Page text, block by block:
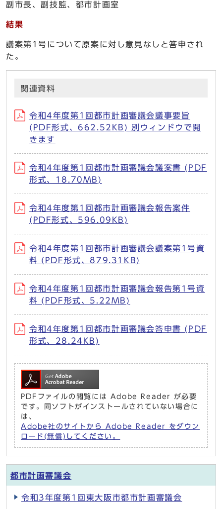
副市長、副技監、都市計画室
結果
議案第1号について原案に対し意見なしと答申され
た。
関連資料
令和4年度第1回都市計画審議会議事要旨
(PDF形式、662.52KB) 別ウィンドウで開
きます
令和4年度第1回都市計画審議会議案書 (PDF
形式、18.70MB)
令和4年度第1回都市計画審議会報告案件
(PDF形式、596.09KB)
令和4年度第1回都市計画審議会議案第1号資
料 (PDF形式、879.31KB)
令和4年度第1回都市計画審議会報告第1号資
料 (PDF形式、5.22MB)
令和4年度第1回都市計画審議会答申書 (PDF
形式、28.24KB)
PDFファイルの閲覧には Adobe Reader が必要
です。同ソフトがインストールされていない場合に
は、
Adobe社のサイトから Adobe Reader をダウン
ロード(無償)してください。
都市計画審議会
令和3年度第1回東大阪市都市計画審議会